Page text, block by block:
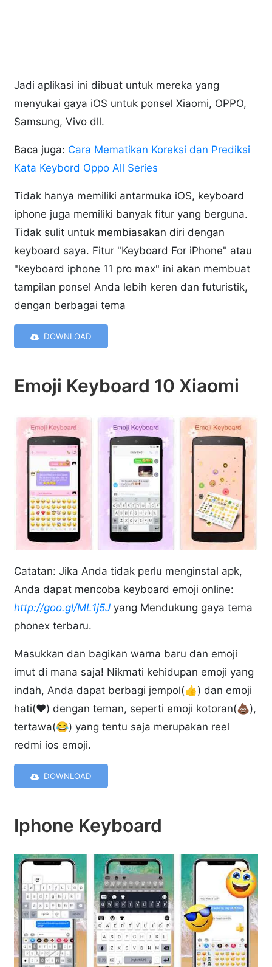
Jadi aplikasi ini dibuat untuk mereka yang
menyukai gaya iOS untuk ponsel Xiaomi, OPPO,
Samsung, Vivo dll.
Baca juga: Cara Mematikan Koreksi dan Prediksi
Kata Keybord Oppo All Series
Tidak hanya memiliki antarmuka iOS, keyboard
iphone juga memiliki banyak fitur yang berguna.
Tidak sulit untuk membiasakan diri dengan
keyboard saya. Fitur "Keyboard For iPhone" atau
"keyboard iphone 11 pro max" ini akan membuat
tampilan ponsel Anda lebih keren dan futuristik,
dengan berbagai tema
DOWNLOAD
Emoji Keyboard 10 Xiaomi
Catatan: Jika Anda tidak perlu menginstal apk,
Anda dapat mencoba keyboard emoji online:
http://goo.gl/ML1j5J yang Mendukung gaya tema
phonex terbaru.
Masukkan dan bagikan warna baru dan emoji
imut di mana saja! Nikmati kehidupan emoji yang
indah, Anda dapat berbagi jempol(👍) dan emoji
hati(❤️) dengan teman, seperti emoji kotoran(💩),
tertawa(😂) yang tentu saja merupakan reel
redmi ios emoji.
DOWNLOAD
Iphone Keyboard